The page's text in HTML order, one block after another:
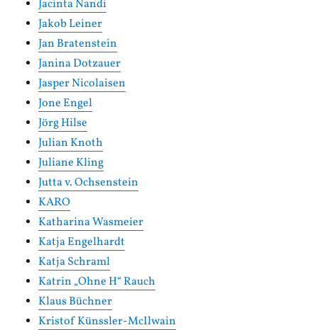
Jacinta Nandi
Jakob Leiner
Jan Bratenstein
Janina Dotzauer
Jasper Nicolaisen
Jone Engel
Jörg Hilse
Julian Knoth
Juliane Kling
Jutta v. Ochsenstein
KARO
Katharina Wasmeier
Katja Engelhardt
Katja Schraml
Katrin „Ohne H“ Rauch
Klaus Büchner
Kristof Künssler-McIlwain